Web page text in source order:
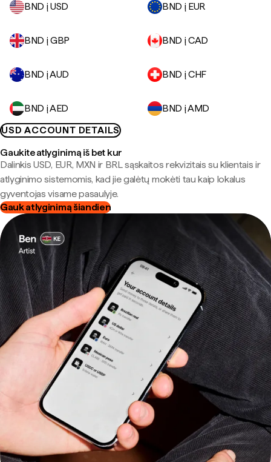
BND į USD
BND į EUR
BND į GBP BND į CAD
BND į AUD BND į CHF
BND į AED
BND į AMD
USD ACCOUNT DETAILS
Gaukite atlyginimą iš bet kur
Dalinkis USD, EUR, MXN ir BRL sąskaitos rekvizitais su klientais ir
atlyginimo sistemomis, kad jie galėtų mokėti tau kaip lokalus
gyventojas visame pasaulyje.
Gauk atlyginimą šiandien